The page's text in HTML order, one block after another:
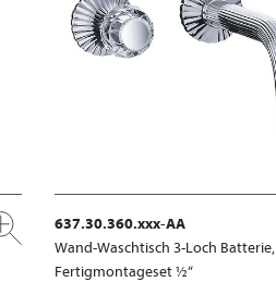
637.30.360.xxx-AA
Wand-Waschtisch 3-Loch Batterie,
Fertigmontageset ½“